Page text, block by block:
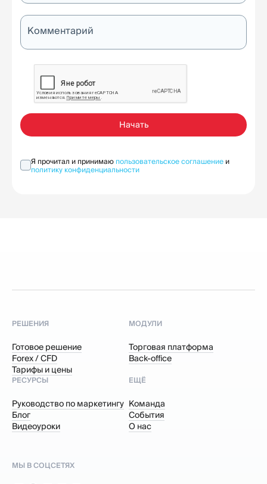
Комментарий
Начать
Я прочитал и принимаю пользовательское соглашение и
политику конфиденциальности
РЕШЕНИЯ
Готовое решение
Forex / CFD
Тарифы и цены
МОДУЛИ
Торговая платформа
Back-office
РЕСУРСЫ
Руководство по маркетингу
Блог
Видеоуроки
ЕЩЁ
Команда
События
О нас
МЫ В СОЦСЕТЯХ